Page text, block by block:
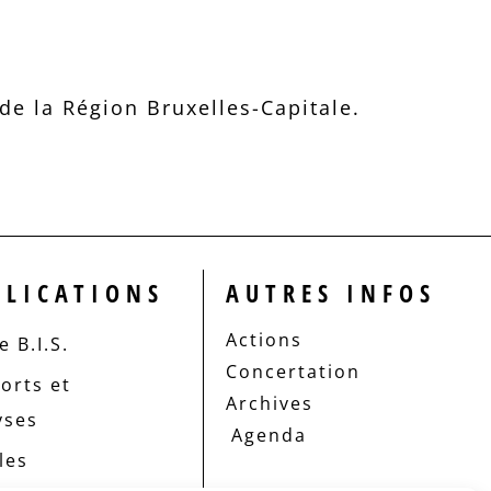
la Région Bruxelles-Capitale.
B.I.S.
et
AUTRES INFOS
Actions
Concertation
Archives
Agenda